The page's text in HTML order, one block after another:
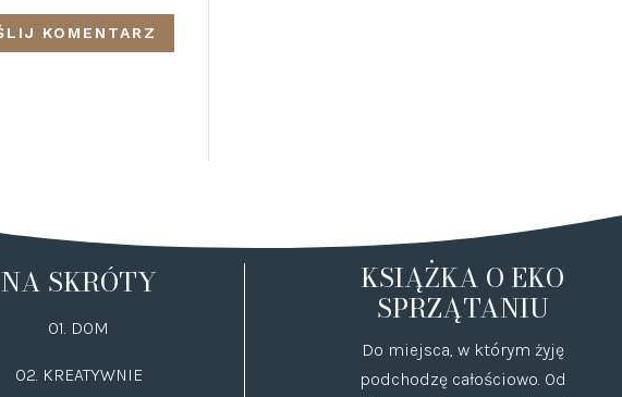
NA SKRÓTY
01. DOM
02. KREATYWNIE
KSIĄŻKA O EKO
SPRZĄTANIU
Do miejsca, w którym żyję
podchodzę całościowo. Od